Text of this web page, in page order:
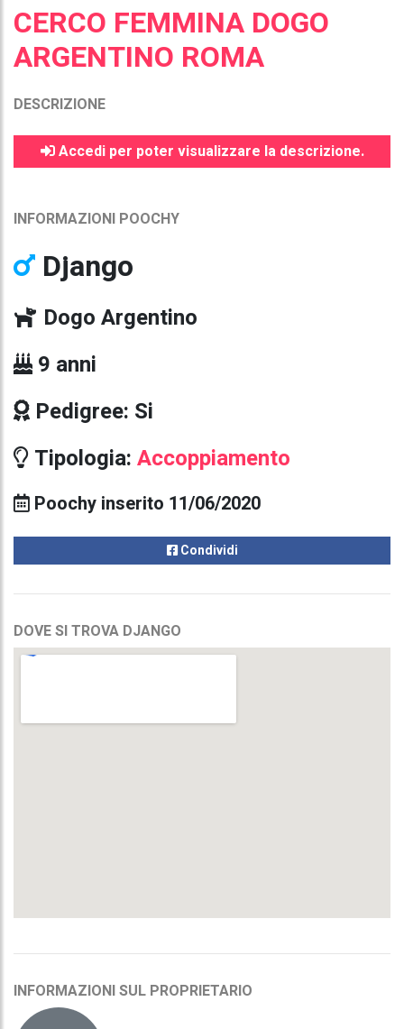
CERCO FEMMINA DOGO
ARGENTINO ROMA
DESCRIZIONE
Accedi per poter visualizzare la descrizione.
INFORMAZIONI POOCHY
Django
Dogo Argentino
9 anni
Pedigree: Si
Tipologia: Accoppiamento
Poochy inserito 11/06/2020
Condividi
DOVE SI TROVA DJANGO
INFORMAZIONI SUL PROPRIETARIO